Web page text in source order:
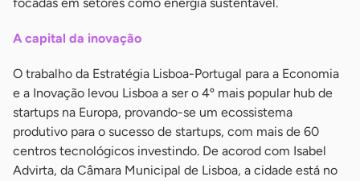
focadas em setores como energia sustentável.
A capital da inovação
O trabalho da Estratégia Lisboa-Portugal para a Economia
e a Inovação levou Lisboa a ser o 4º mais popular hub de
startups na Europa, provando-se um ecossistema
produtivo para o sucesso de startups, com mais de 60
centros tecnológicos investindo. De acorod com Isabel
Advirta, da Câmara Municipal de Lisboa, a cidade está no